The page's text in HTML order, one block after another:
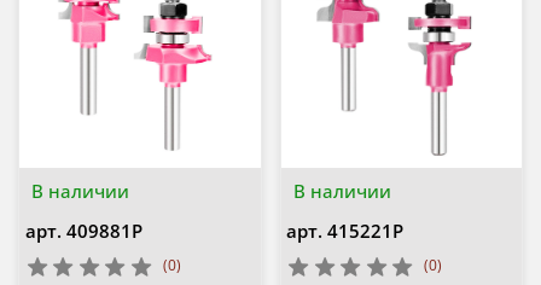
В наличии
арт. 409881P
(0)
В наличии
арт. 415221P
(0)